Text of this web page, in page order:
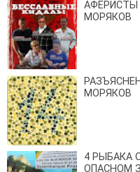
МОРЯКОВ
МОРЯКОВ
4 РЫБАКА
ОПАСНОМ